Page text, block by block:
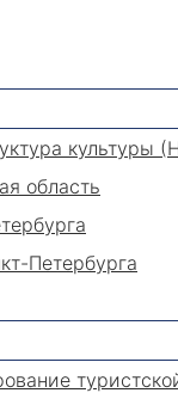
культуры
область
Петербурга